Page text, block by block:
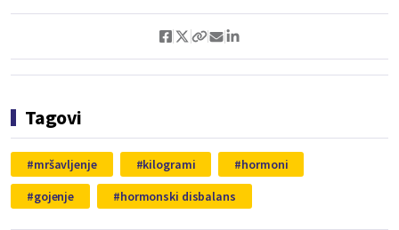
Tagovi
mršavljenje kilogrami
hormoni
gojenje
hormonski disbalans